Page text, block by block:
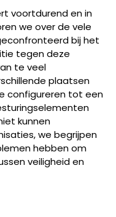
voortdurend en in
we over de vele
bij het
tegen deze
te veel
plaatsen
configureren tot een
kunnen
we begrijpen
hebben om
veiligheid en